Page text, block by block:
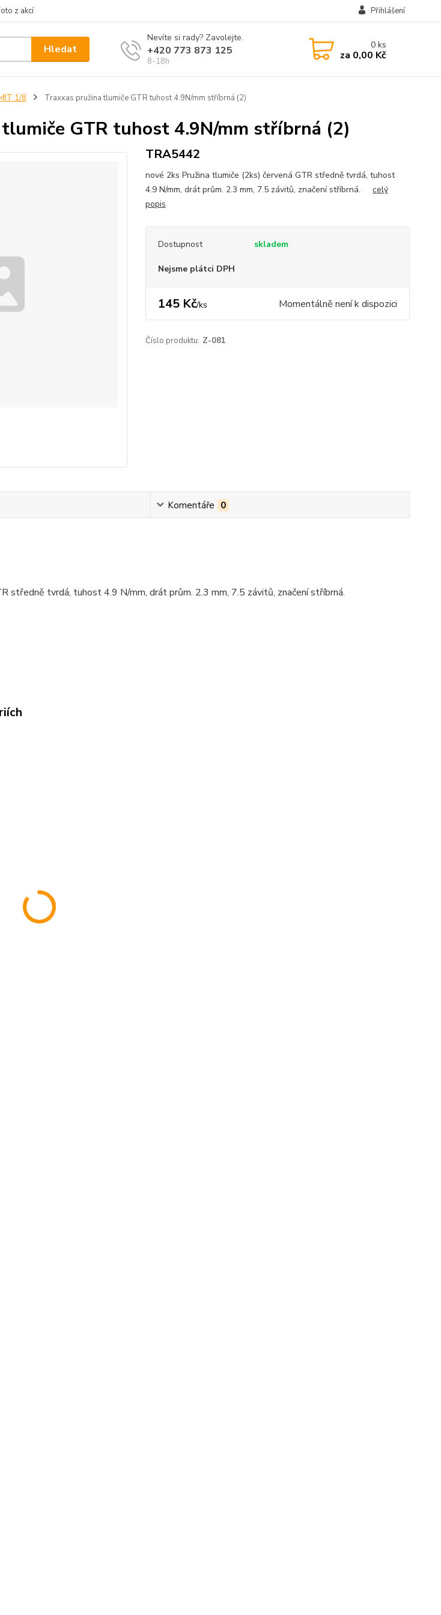
z akcí Přihlášení
Hledat
Nevíte si rady? Zavolejte.
+420 773 873 125
8-18h
0ks
za 0,00 Kč
1/8 Traxxas pružina tlumiče GTR tuhost 4.9N/mm stříbrná (2)
GTR tuhost 4.9N/mm stříbrná (2)
TRA5442
nové 2ks Pružina tlumiče (2ks) červená GTR středně tvrdá, tuhost
4.9 N/mm, drát prům. 2.3 mm, 7.5 závitů, značení stříbrná. celý
popis
Dostupnost skladem
Nejsme plátci DPH
145 Kč/ks Momentálně není k dispozici
Číslo produktu: Z-081
Komentáře 0
středně tvrdá, tuhost 4.9 N/mm, drát prům. 2.3 mm, 7.5 závitů, značení stříbrná.